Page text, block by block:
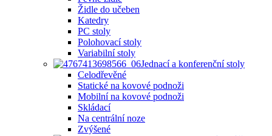
Židle do učeben
Katedry
PC stoly
Polohovací stoly
Variabilní stoly
Jednací a konferenční stoly
Celodřevěné
Statické na kovové podnoži
Mobilní na kovové podnoži
Skládací
Na centrální noze
Zvýšené